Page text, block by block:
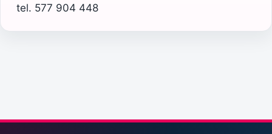
tel. 577 904 448